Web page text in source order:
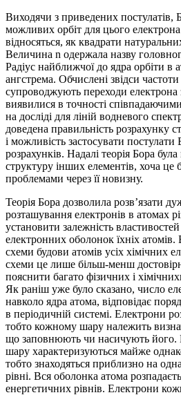
Виходячи з приведених постулатів,
можливих орбіт для цього
відносяться, як квадрати
Величина n одержала назву
Радіус найближчої до ядра орбіти в
ангстрема. Обчислені звідси
супроводжують переходи електрона
виявилися в точності
на досліді для ліній водневого
доведена правильність розрахунку
і можливість застосувати постулати
розрахунків. Надалі теорія Бора
структуру інших елементів, хоча це
проблемами через її новизну.
Теорія Бора дозволила розв’язати
розташування електронів в атомах
установити залежність
електронних оболонок їхніх
схеми будови атомів усіх хімічних
схеми це лише більш-менш
пояснити багато фізичних і
Як раніш уже було сказано, число
навколо ядра атома, відповідає
в періодичній системі. Електрони
тобто кожному шару належить
що заповнюють чи насичують його.
шару характеризуються майже
тобто знаходяться приблизно на
рівні. Вся оболонка атома
енергетичних рівнів. Електрони